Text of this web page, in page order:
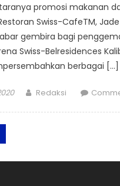
promosi makanan
Swiss-CafeTM,
gembira bagi
Swiss-Belresidences
berbagai […]
Author
Redaksi